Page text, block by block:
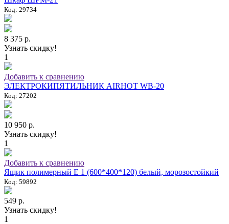
Код: 29734
8 375 р.
Узнать скидку!
1
Добавить к сравнению
ЭЛЕКТРОКИПЯТИЛЬНИК AIRHOT WB-20
Код: 27202
10 950 р.
Узнать скидку!
1
Добавить к сравнению
Ящик полимерный E 1 (600*400*120) белый, морозостойкий
Код: 59892
549 р.
Узнать скидку!
1